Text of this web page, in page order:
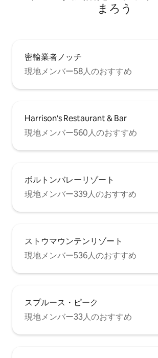
まろう
密輸業者ノッチ
現地メンバー58人のおすすめ
Harrison's Restaurant & Bar
現地メンバー560人のおすすめ
ボルトンバレーリゾート
現地メンバー339人のおすすめ
ストウマウンテンリゾート
現地メンバー536人のおすすめ
スプルース・ピーク
現地メンバー33人のおすすめ